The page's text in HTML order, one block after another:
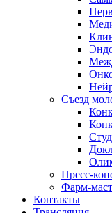
Съезд
Пресс-
Фарм-
Контакты